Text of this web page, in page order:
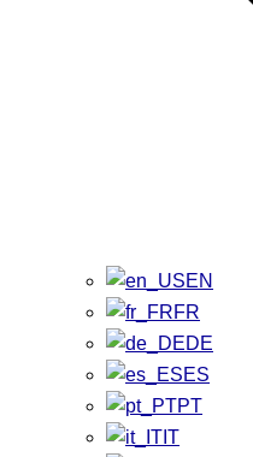
EN
FR
DE
ES
PT
IT